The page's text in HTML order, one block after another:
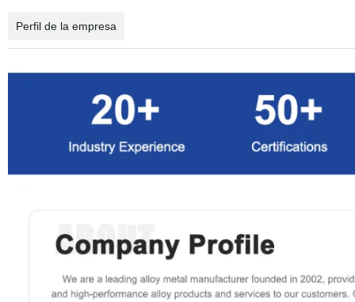
Perfil de la empresa